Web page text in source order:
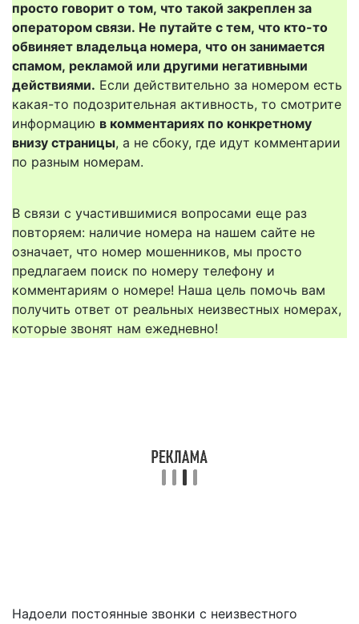
просто говорит о том, что такой закреплен за
оператором связи. Не путайте с тем, что кто-то
обвиняет владельца номера, что он занимается
спамом, рекламой или другими негативными
действиями. Если действительно за номером есть
какая-то подозрительная активность, то смотрите
информацию в комментариях по конкретному
внизу страницы, а не сбоку, где идут комментарии
по разным номерам.
В связи с участившимися вопросами еще раз
повторяем: наличие номера на нашем сайте не
означает, что номер мошенников, мы просто
предлагаем поиск по номеру телефону и
комментариям о номере! Наша цель помочь вам
получить ответ от реальных неизвестных номерах,
которые звонят нам ежедневно!
Надоели постоянные звонки с неизвестного